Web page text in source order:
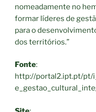
nomeadamente no
formar líderes de
para o
dos territórios.”
Fonte:
http://portal2.ipt.pt/pt/